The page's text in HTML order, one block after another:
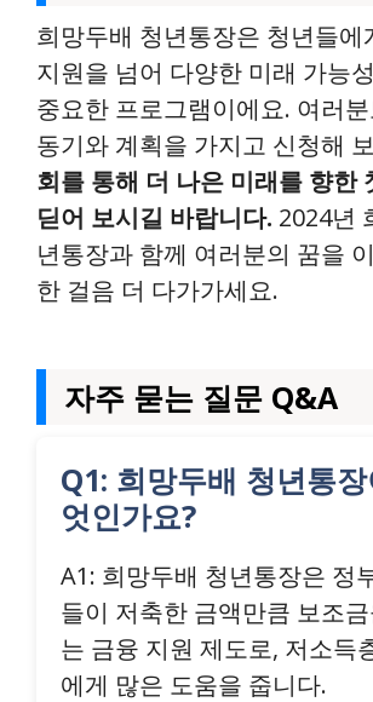
희망두배 청년통장은 청년들에
지원을 넘어 다양한 미래 가능
중요한 프로그램이에요. 여러
동기와 계획을 가지고 신청해
회를 통해 더 나은 미래를 향한
딛어 보시길 바랍니다. 2024년
년통장과 함께 여러분의 꿈을
한 걸음 더 다가가세요.
자주 묻는 질문 Q&A
Q1: 희망두배 청년통
엇인가요?
A1: 희망두배 청년통장은 정
들이 저축한 금액만큼 보조
는 금융 지원 제도로, 저소득
에게 많은 도움을 줍니다.